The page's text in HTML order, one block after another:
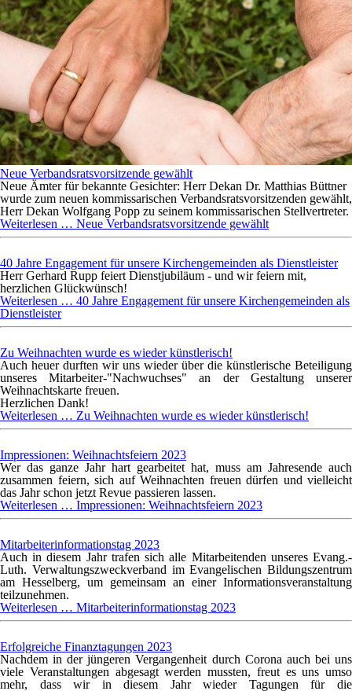
Neue Verbandsratsvorsitzende gewählt
Neue Ämter für bekannte Gesichter: Herr Dekan Dr. Matthias Büttner
wurde zum neuen kommissarischen Verbandsratsvorsitzenden gewählt,
Herr Dekan Wolfgang Popp zu seinem kommissarischen Stellvertreter.
Weiterlesen … Neue Verbandsratsvorsitzende gewählt
40 Jahre Engagement für unsere Kirchengemeinden als Dienstleister
Herr Gerhard Rupp feiert Dienstjubiläum - und wir feiern mit,
herzlichen Glückwünsch!
Weiterlesen … 40 Jahre Engagement für unsere Kirchengemeinden als
Dienstleister
Zu Weihnachten wurde es wieder künstlerisch!
Auch heuer durften wir uns wieder über die künstlerische Beteiligung
unseres Mitarbeiter-"Nachwuchses" an der Gestaltung unserer
Weihnachtskarte freuen.
Herzlichen Dank!
Weiterlesen … Zu Weihnachten wurde es wieder künstlerisch!
Impressionen: Weihnachtsfeiern 2023
Wer das ganze Jahr hart gearbeitet hat, muss am Jahresende auch
zusammen feiern, sich auf Weihnachten freuen dürfen und vielleicht
das Jahr schon jetzt Revue passieren lassen.
Weiterlesen … Impressionen: Weihnachtsfeiern 2023
Mitarbeiterinformationstag 2023
Auch in diesem Jahr trafen sich alle Mitarbeitenden unseres Evang.-
Luth. Verwaltungszweckverband im Evangelischen Bildungszentrum
am Hesselberg, um gemeinsam an einer Informationsveranstaltung
teilzunehmen.
Weiterlesen … Mitarbeiterinformationstag 2023
Erfolgreiche Finanztagungen 2023
Nachdem in der jüngeren Vergangenheit durch Corona auch bei uns
viele Veranstaltungen abgesagt werden mussten, freut es uns umso
mehr, dass wir in diesem Jahr wieder Tagungen für die